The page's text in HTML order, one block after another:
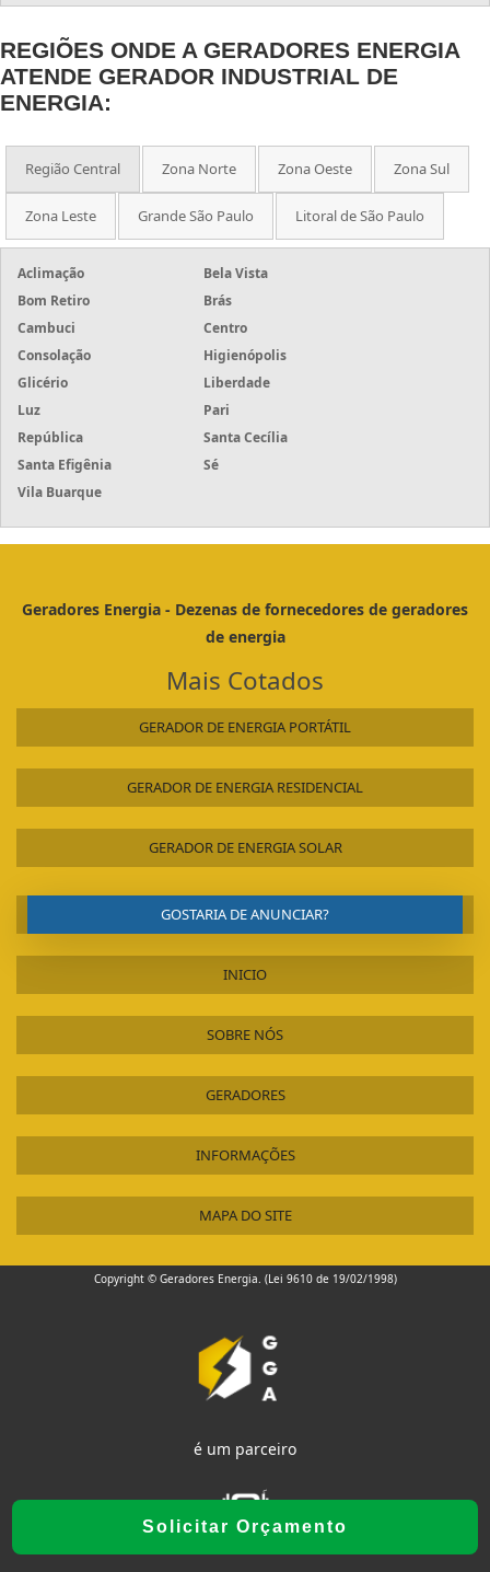
Solicitar Orçamento
REGIÕES ONDE A GERADORES ENERGIA
ATENDE GERADOR INDUSTRIAL DE
ENERGIA:
Região Central Zona Norte Zona Oeste Zona Sul
Zona Leste Grande São Paulo Litoral de São Paulo
Aclimação
Bela Vista
Bom Retiro
Brás
Cambuci
Centro
Consolação
Higienópolis
Glicério
Liberdade
Luz
Pari
República
Santa Cecília
Santa Efigênia
Sé
Vila Buarque
Geradores Energia - Dezenas de fornecedores de geradores
de energia
Mais Cotados
GERADOR DE ENERGIA PORTÁTIL
GERADOR DE ENERGIA RESIDENCIAL
GERADOR DE ENERGIA SOLAR
GOSTARIA DE ANUNCIAR?
INICIO
SOBRE NÓS
GERADORES
INFORMAÇÕES
MAPA DO SITE
Copyright © Geradores Energia. (Lei 9610 de 19/02/1998)
é um parceiro